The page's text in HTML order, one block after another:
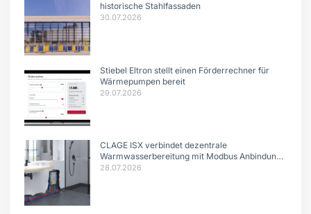
historische Stahlfassaden
30.07.2026
Stiebel Eltron stellt einen Förderrechner für
Wärmepumpen bereit
29.07.2026
CLAGE ISX verbindet dezentrale
Warmwasserbereitung mit Modbus Anbindung
und intelligentem Lastmanagement.
28.07.2026